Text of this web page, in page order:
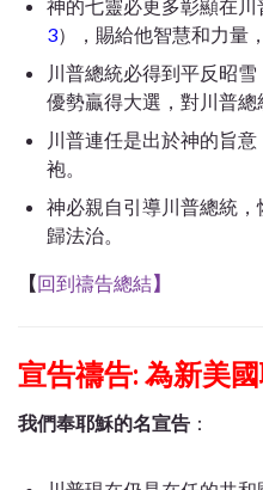
神的七靈必更多彰顯在川
3），賜給他智慧和力量
川普總統必得到平反昭
優勢贏得大選，對川普總
川普連任是出於神的旨
袍。
神必親自引導川普總統
歸法治。
【回到禱告總結】
宣告禱告: 為新美
我們奉耶穌的名宣告 ：